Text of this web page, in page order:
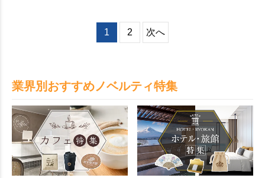
な木製LEDクロックです。
1 2 次へ
業界別おすすめノベルティ特集